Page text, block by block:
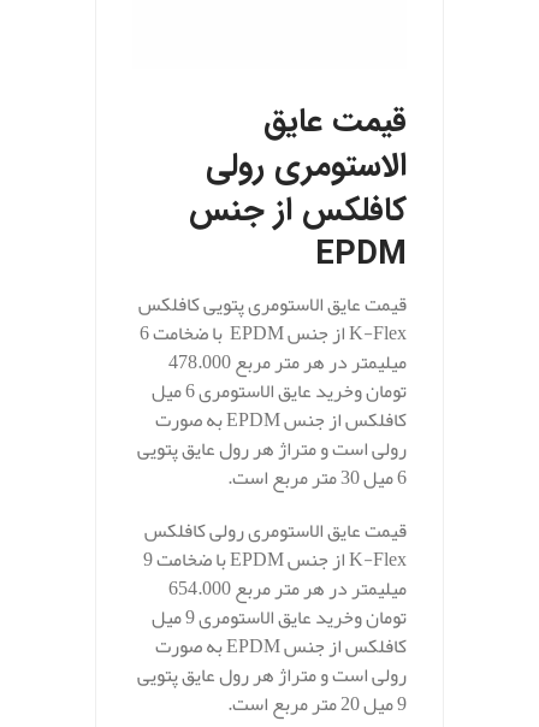
قیمت عایق
الاستومری رولی
کافلکس از جنس
EPDM
قیمت عایق الاستومری پتویی کافلکس
K-Flex از جنس EPDM با ضخامت 6
میلیمتر در هر متر مربع 478.000
تومان وخرید عایق الاستومری 6 میل
کافلکس از جنس EPDM به صورت
رولی است و متراژ هر رول عایق پتویی
6 میل 30 متر مربع است.
قیمت عایق الاستومری رولی کافلکس
K-Flex از جنس EPDM با ضخامت 9
میلیمتر در هر متر مربع 654.000
تومان وخرید عایق الاستومری 9 میل
کافلکس از جنس EPDM به صورت
رولی است و متراژ هر رول عایق پتویی
9 میل 20 متر مربع است.